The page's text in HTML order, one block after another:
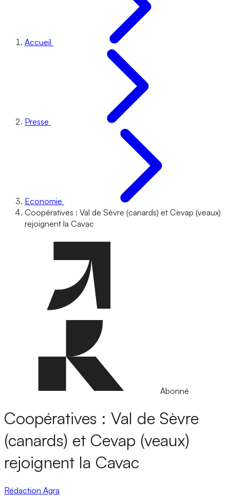
Accueil
Presse
Economie
Coopératives : Val de Sèvre (canards) et Cevap (veaux)
rejoignent la Cavac
Abonné
Coopératives : Val de Sèvre
(canards) et Cevap (veaux)
rejoignent la Cavac
Rédaction Agra